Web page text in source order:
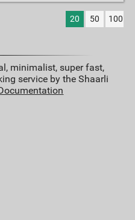
20 50 100
minimalist, super fast,
service by the Shaarli